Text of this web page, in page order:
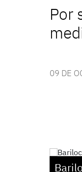
Por
09 DE